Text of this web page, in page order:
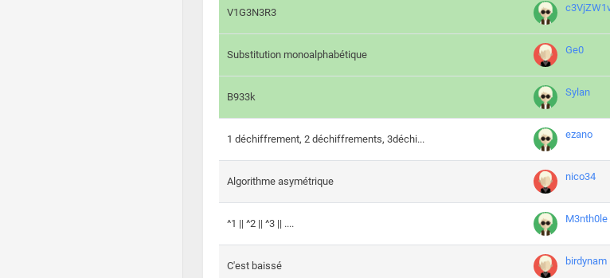
V1G3N3R3
Substitution monoalphabétique Ge0
B933k Sylan
1 déchiffrement, 2 déchiffrements, 3déchi... ezano
Algorithme asymétrique nico34
^1 || ^2 || ^3 || .... M3nth0le
C'est baissé birdynam